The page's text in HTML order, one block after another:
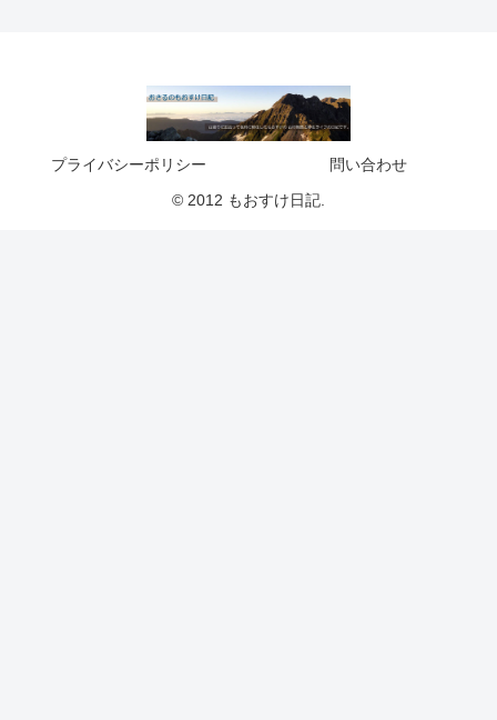
プライバシーポリシー
問い合わせ
© 2012 もおすけ日記.